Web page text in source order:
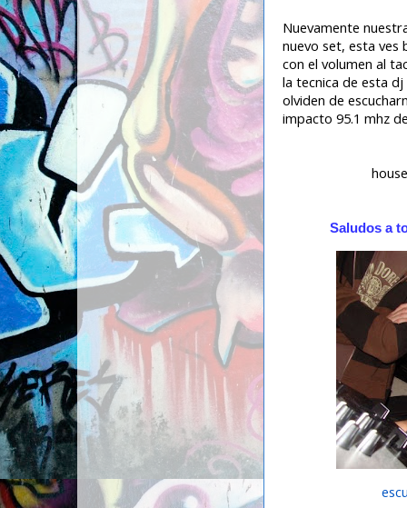
Nuevamente
nuevo set, esta ves
con el volumen al
la tecnica de esta
olviden de
impacto 95.1 mhz
Saludos a